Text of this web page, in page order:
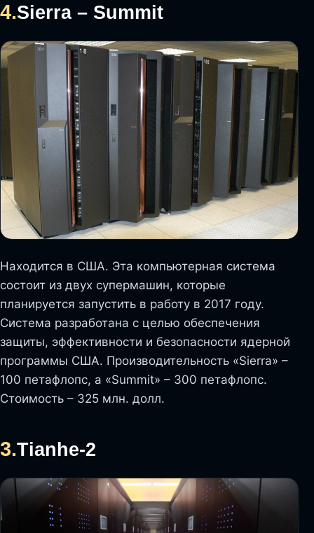
4.Sierra – Summit
Находится в США. Эта компьютерная система
состоит из двух супермашин, которые
планируется запустить в работу в 2017 году.
Система разработана с целью обеспечения
защиты, эффективности и безопасности ядерной
программы США. Производительность «Sierra» –
100 петафлопс, а «Summit» – 300 петафлопс.
Стоимость – 325 млн. долл.
3.Tianhe-2